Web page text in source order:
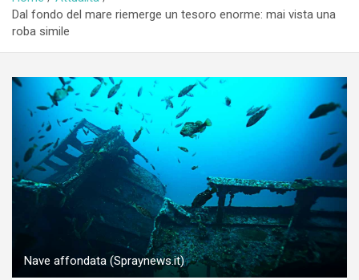
Dal fondo del mare riemerge un tesoro enorme: mai vista una
roba simile
Nave affondata (Spraynews.it)